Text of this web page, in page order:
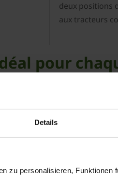
Details
zu personalisieren, Funktionen
deux positions
aux tracteurs
pour